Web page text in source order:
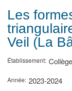
d'Ariane
Les
Veil (La
Établissement
Année 2023-2024